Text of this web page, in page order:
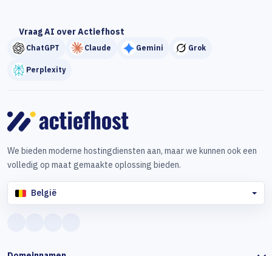
Vraag AI over Actiefhost
ChatGPT Claude Gemini Grok
Perplexity
We bieden moderne hostingdiensten aan, maar we kunnen ook een
volledig op maat gemaakte oplossing bieden.
België